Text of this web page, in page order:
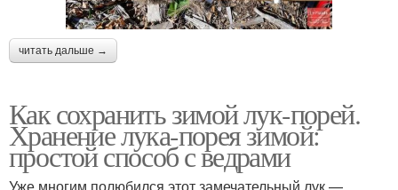
читать дальше →
Как сохранить зимой лук-порей.
Хранение лука-порея зимой:
простой способ с ведрами